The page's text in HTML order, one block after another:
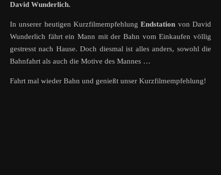
David Wunderlich.
In unserer heutigen KurzfilmempfehlungEndstation von David
Wunderlich fährt ein Mann mit der Bahn vom Einkaufen völlig
gestresst nach Hause. Doch diesmal ist alles anders, sowohl die
Bahnfahrt als auch die Motive des Mannes …
Fahrt mal wieder Bahn und genießt unser Kurzfilmempfehlung!